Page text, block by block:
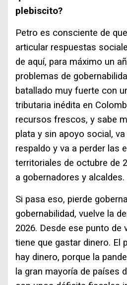
plebiscito?
Petro es consciente de
articular respuestas
de aquí, para máximo un
problemas de
batallado muy fuerte con
tributaria inédita en
recursos frescos, y sabe
plata y sin apoyo social, va
respaldo y va a perder las
territoriales de octubre de
a gobernadores y alcaldes.
Si pasa eso, pierde
gobernabilidad, vuelve la
2026. Desde ese punto de
tiene que gastar dinero. El
hay dinero, porque la
la gran mayoría de países